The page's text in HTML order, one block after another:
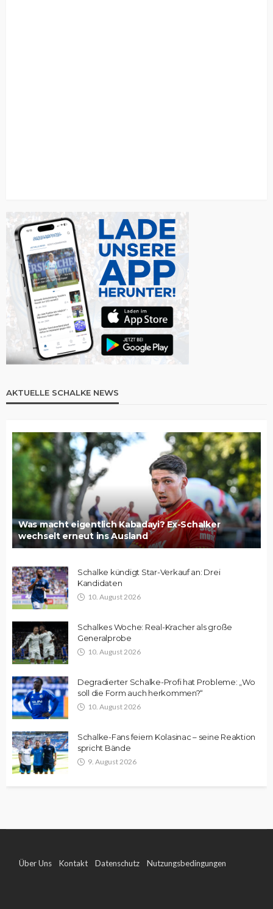
AKTUELLE SCHALKE NEWS
Was macht eigentlich Kabadayi? Ex-Schalker
wechselt erneut ins Ausland
Schalke kündigt Star-Verkauf an: Drei
Kandidaten
10. August 2026
Schalkes Woche: Real-Kracher als große
Generalprobe
10. August 2026
Degradierter Schalke-Profi hat Probleme: „Wo
soll die Form auch herkommen?“
10. August 2026
Schalke-Fans feiern Kolasinac – seine Reaktion
spricht Bände
9. August 2026
Über Uns Kontakt Datenschutz Nutzungsbedingungen